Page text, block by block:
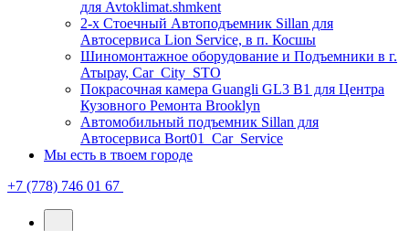
для Avtoklimat.shmkent
2-х Стоечный Автоподъемник Sillan для
Автосервиса Lion Service, в п. Косшы
Шиномонтажное оборудование и Подъемники в г.
Атырау, Car_City_STO
Покрасочная камера Guangli GL3 B1 для Центра
Кузовного Ремонта Brooklyn
Автомобильный подъемник Sillan для
Автосервиса Bort01_Car_Service
Мы есть в твоем городе
+7 (778) 746 01 67